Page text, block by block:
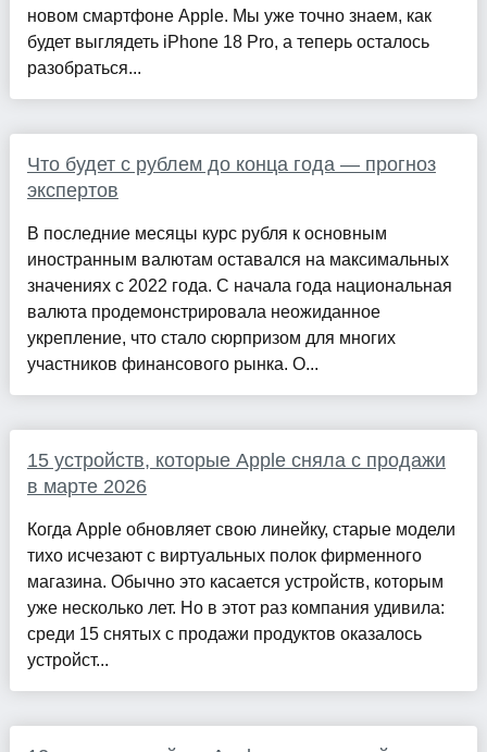
новом смартфоне Apple. Мы уже точно знаем, как
будет выглядеть iPhone 18 Pro, а теперь осталось
разобраться...
Что будет с рублем до конца года — прогноз
экспертов
В последние месяцы курс рубля к основным
иностранным валютам оставался на максимальных
значениях с 2022 года. С начала года национальная
валюта продемонстрировала неожиданное
укрепление, что стало сюрпризом для многих
участников финансового рынка. О...
15 устройств, которые Apple сняла с продажи
в марте 2026
Когда Apple обновляет свою линейку, старые модели
тихо исчезают с виртуальных полок фирменного
магазина. Обычно это касается устройств, которым
уже несколько лет. Но в этот раз компания удивила:
среди 15 снятых с продажи продуктов оказалось
устройст...